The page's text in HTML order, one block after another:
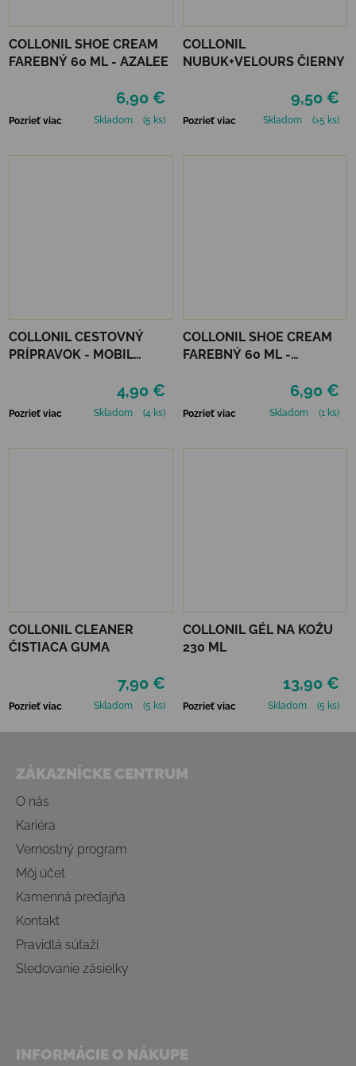
COLLONIL SHOE CREAM
FAREBNÝ 60 ML - AZALEE
6,90 €
Pozrieť viac Skladom (5 ks)
COLLONIL
NUBUK+VELOURS ČIERNY
9,50 €
Pozrieť viac Skladom (>5 ks)
COLLONIL CESTOVNÝ
PRÍPRAVOK - MOBIL
4,90 €
Pozrieť viac Skladom (4 ks)
COLLONIL SHOE CREAM
FAREBNÝ 60 ML -
6,90 €
Pozrieť viac Skladom (1 ks)
COLLONIL CLEANER
ČISTIACA GUMA
7,90 €
Pozrieť viac Skladom (5 ks)
COLLONIL GÉL NA KOŽU
230 ML
13,90 €
Pozrieť viac Skladom (5 ks)
ZÁKAZNÍCKE CENTRUM
O nás
Kariéra
Vernostný program
Môj účet
Kamenná predajňa
Kontakt
Pravidlá súťaží
Sledovanie zásielky
INFORMÁCIE O NÁKUPE